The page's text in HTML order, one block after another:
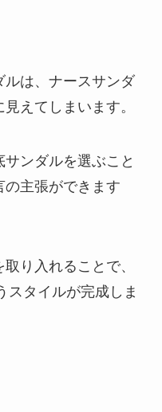
ルは、ナースサンダ
えてしまいます。
ンダルを選ぶこと
の主張ができます
り入れることで、
スタイルが完成しま